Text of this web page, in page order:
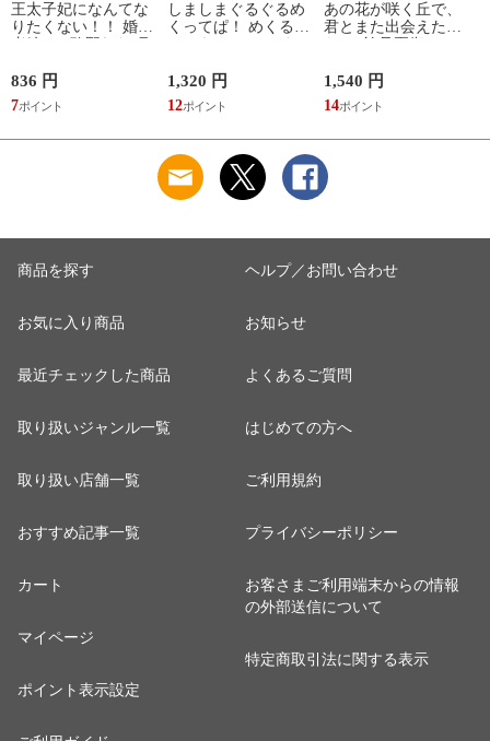
王太子妃になんてな
りたくない！！ 婚約
836 円
7
しましまぐるぐるめ
くってぱ！ めくるし
1,320 円
12
あの花が咲く丘で、
君とまた出会えた
1,540 円
14
商品を探す
お気に入り商品
最近チェックした商品
取り扱いジャンル一覧
取り扱い店舗一覧
おすすめ記事一覧
カート
マイページ
ポイント表示設定
ヘルプ／お問い合わせ
お知らせ
よくあるご質問
はじめての方へ
ご利用規約
プライバシーポリシー
お客さまご利用端末からの情報
の外部送信について
特定商取引法に関する表示